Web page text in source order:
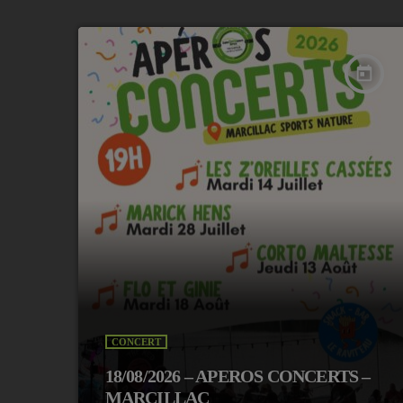
today
CONCERT
18/08/2026 – APEROS CONCERTS –
MARCILLAC